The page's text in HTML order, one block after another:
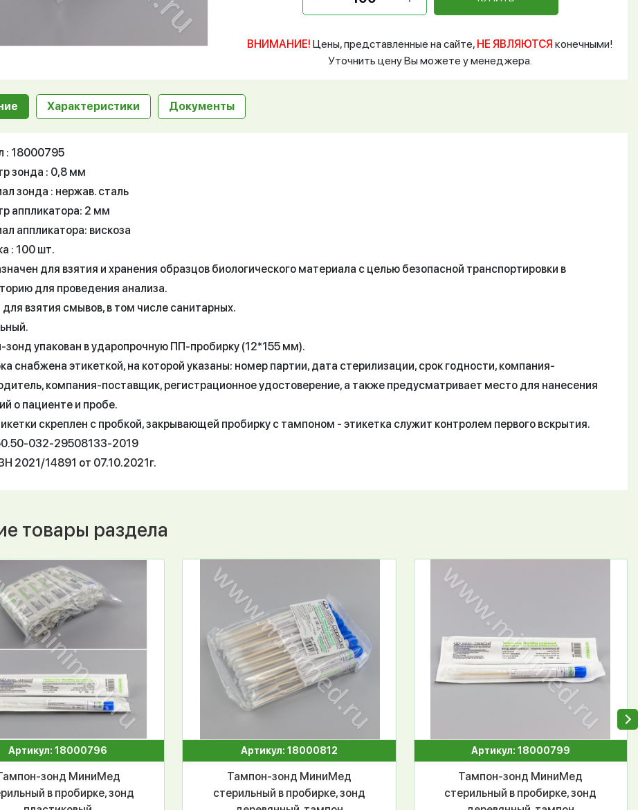
ВНИМАНИЕ! Цены, представленные на сайте, НЕ ЯВЛЯЮТСЯ конечными!
Уточнить цену Вы можете у менеджера.
Характеристики Документы
: 18000795
зонда : 0,8 мм
зонда : нержав. сталь
аппликатора: 2 мм
аппликатора: вискоза
: 100 шт.
для взятия и хранения образцов биологического материала с целью безопасной транспортировки в
для проведения анализа.
взятия смывов, в том числе санитарных.
зонд упакован в ударопрочную ПП-пробирку (12*155 мм).
снабжена этикеткой, на которой указаны: номер партии, дата стерилизации, срок годности, компания-
компания-поставщик, регистрационное удостоверение, а также предусматривает место для нанесения
о пациенте и пробе.
скреплен с пробкой, закрывающей пробирку с тампоном - этикетка служит контролем первого вскрытия.
032-29508133-2019
2021/14891 от 07.10.2021г.
товары раздела
Артикул: 18000796
зонд МиниМед
в пробирке, зонд
Артикул: 18000812
Тампон-зонд МиниМед
стерильный в пробирке, зонд
Артикул: 18000799
Тампон-зонд МиниМед
стерильный в пробирке, зонд